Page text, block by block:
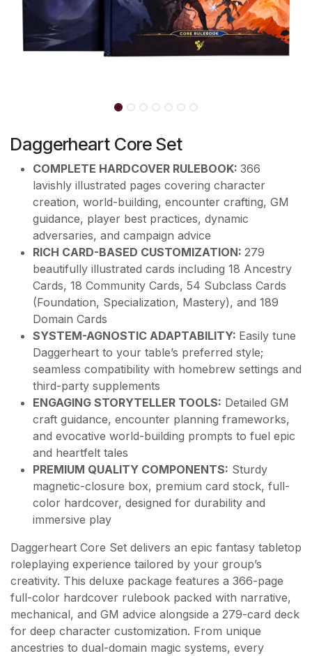
Daggerheart Core Set
COMPLETE HARDCOVER RULEBOOK: 366
lavishly illustrated pages covering character
creation, world-building, encounter crafting, GM
guidance, player best practices, dynamic
adversaries, and campaign advice
RICH CARD-BASED CUSTOMIZATION: 279
beautifully illustrated cards including 18 Ancestry
Cards, 18 Community Cards, 54 Subclass Cards
(Foundation, Specialization, Mastery), and 189
Domain Cards
SYSTEM-AGNOSTIC ADAPTABILITY: Easily tune
Daggerheart to your table’s preferred style;
seamless compatibility with homebrew settings and
third-party supplements
ENGAGING STORYTELLER TOOLS: Detailed GM
craft guidance, encounter planning frameworks,
and evocative world-building prompts to fuel epic
and heartfelt tales
PREMIUM QUALITY COMPONENTS: Sturdy
magnetic-closure box, premium card stock, full-
color hardcover, designed for durability and
immersive play
Daggerheart Core Set delivers an epic fantasy tabletop
roleplaying experience tailored by your group’s
creativity. This deluxe package features a 366-page
full-color hardcover rulebook packed with narrative,
mechanical, and GM advice alongside a 279-card deck
for deep character customization. From unique
ancestries to dual-domain magic systems, every